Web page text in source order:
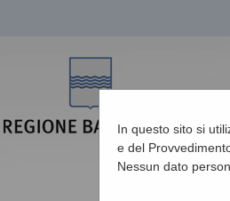
In questo sito si
e del
Nessun dato